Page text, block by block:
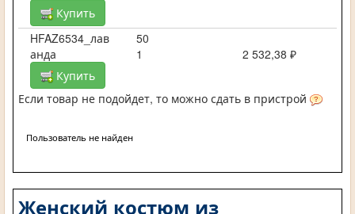
Купить
HFAZ6534_лав
анда
50
1
2 532,38 ₽
Купить
Если товар не подойдет, то можно сдать в пристрой
Пользователь не найден
Женский костюм из